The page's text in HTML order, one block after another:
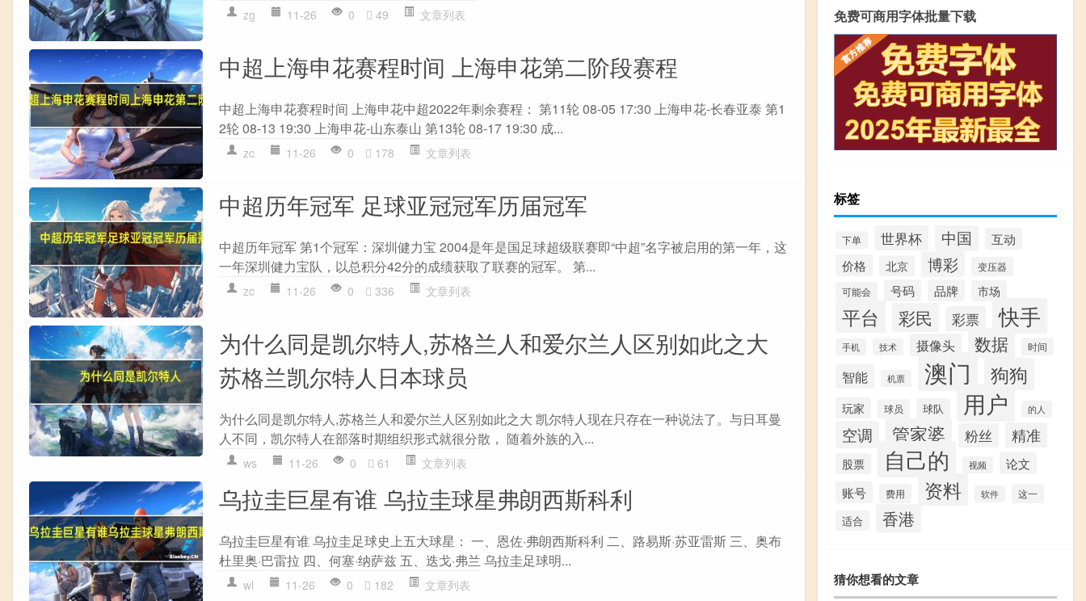
zg 11-26 0 49 文章列表
中超上海申花赛程时间 上海申花第二阶段赛程
中超上海申花赛程时间 上海申花中超2022年剩余赛程： 第11轮 08-05 17:30 上海申花-长春亚泰 第1
2轮 08-13 19:30 上海申花-山东泰山 第13轮 08-17 19:30 成...
zc 11-26 0 178 文章列表
中超历年冠军 足球亚冠冠军历届冠军
中超历年冠军 第1个冠军：深圳健力宝 2004是年是国足球超级联赛即“中超”名字被启用的第一年，这
一年深圳健力宝队，以总积分42分的成绩获取了联赛的冠军。 第...
zc 11-26 0 336 文章列表
为什么同是凯尔特人,苏格兰人和爱尔兰人区别如此之大
苏格兰凯尔特人日本球员
为什么同是凯尔特人,苏格兰人和爱尔兰人区别如此之大 凯尔特人现在只存在一种说法了。与日耳曼
人不同，凯尔特人在部落时期组织形式就很分散， 随着外族的入...
ws 11-26 0 61 文章列表
乌拉圭巨星有谁 乌拉圭球星弗朗西斯科利
乌拉圭巨星有谁 乌拉圭足球史上五大球星： 一、恩佐·弗朗西斯科利 二、路易斯·苏亚雷斯 三、奥布
杜里奥·巴雷拉 四、何塞·纳萨兹 五、迭戈·弗兰 乌拉圭足球明...
wl 11-26 0 182 文章列表
免费可商用字体批量下载
标签
下单 世界杯 中国
互动
价格
北京 博彩
变压器
可能会
号码 品牌 市场
平台 彩民 彩票 快手
手机 技术 摄像头 数据 时间
智能 机票 澳门 狗狗
玩家 球员 球队 用户 的人
空调 管家婆 粉丝 精准
股票 自己的 视频
论文
账号
费用 资料 软件 这一
适合 香港
猜你想看的文章